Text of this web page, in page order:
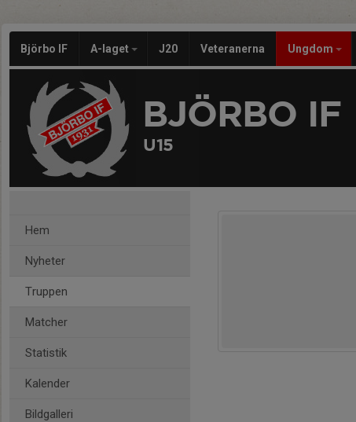
Björbo IF A-laget J20 Veteranerna Ungdom
BJÖRBO IF
U15
Hem
Nyheter
Truppen
Matcher
Statistik
Kalender
Bildgalleri